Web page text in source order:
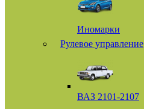
Иномарки
Рулевое управление
ВАЗ 2101-2107